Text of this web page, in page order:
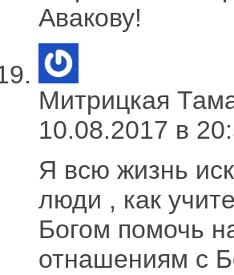
Авакову!
Митрицкая
10.08.2017 в
Я всю жизнь
люди , как
Богом помочь
отнашениям с